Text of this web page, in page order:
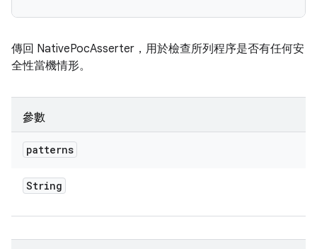
傳回 NativePocAsserter，用於檢查所列程序是否有任何安
全性當機情形。
參數
patterns
String